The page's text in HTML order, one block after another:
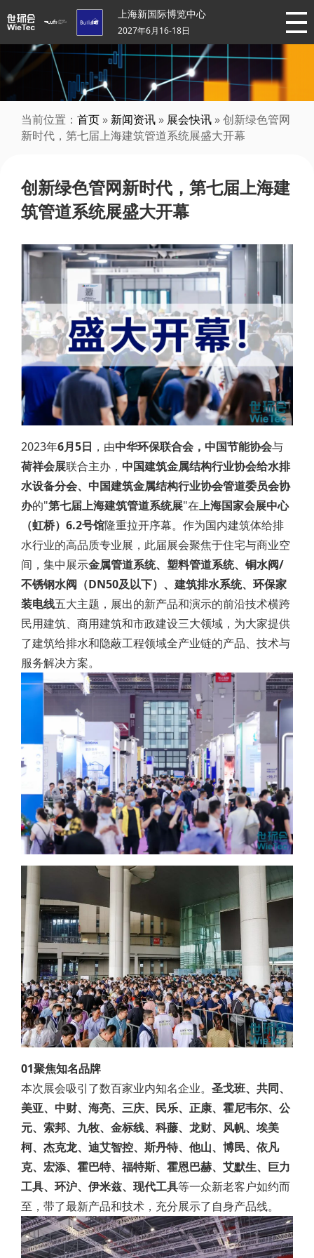
上海新国际博览中心
2027年6月16-18日
当前位置： 首页 » 新闻资讯 » 展会快讯 » 创新绿色管网
新时代，第七届上海建筑管道系统展盛大开幕
创新绿色管网新时代，第七届上海建
筑管道系统展盛大开幕
2023年6月5日 ，由中华环保联合会，中国节能协会与
荷祥会展联合主办， 中国建筑金属结构行业协会给水排
水设备分会、中国建筑金属结构行业协会管道委员会协
办的"第七届上海建筑管道系统展"在上海国家会展中心
（虹桥）6.2号馆隆重拉开序幕。作为国内建筑体给排
水行业的高品质专业展，此届展会聚焦于住宅与商业空
间，集中展示金属管道系统、塑料管道系统、铜水阀/
不锈钢水阀（DN50及以下）、建筑排水系统、环保家
装电线五大主题，展出的新产品和演示的前沿技术横跨
民用建筑、商用建筑和市政建设三大领域，为大家提供
了建筑给排水和隐蔽工程领域全产业链的产品、技术与
服务解决方案。
01聚焦知名品牌
本次展会吸引了数百家业内知名企业。 圣戈班、共同、
美亚、中财、海亮、三庆、民乐、正康、霍尼韦尔、公
元、索邦、九牧、金标线、科藤、龙财、风帆、埃美
柯、杰克龙、迪艾智控、斯丹特、他山、博民、依凡
克、宏添、霍巴特、福特斯、霍恩巴赫、艾默生、巨力
工具、环沪、伊米兹、现代工具等一众新老客户如约而
至，带了最新产品和技术，充分展示了自身产品线。